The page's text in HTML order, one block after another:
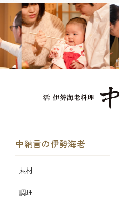
中納言の伊勢海老
素材
調理